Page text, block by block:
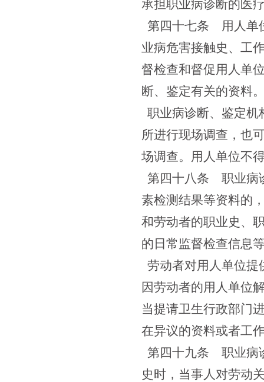
承担职业病诊断的医
第四十七条 用人单
业病危害接触史、工
督检查和督促用人单
断、鉴定有关的资料
职业病诊断、鉴定机
所进行现场调查，也
场调查。用人单位不
第四十八条 职业病
素检测结果等资料的
和劳动者的职业史、
的日常监督检查信息
劳动者对用人单位提
因劳动者的用人单位
当提请卫生行政部门
在异议的资料或者工
第四十九条 职业病
史时，当事人对劳动